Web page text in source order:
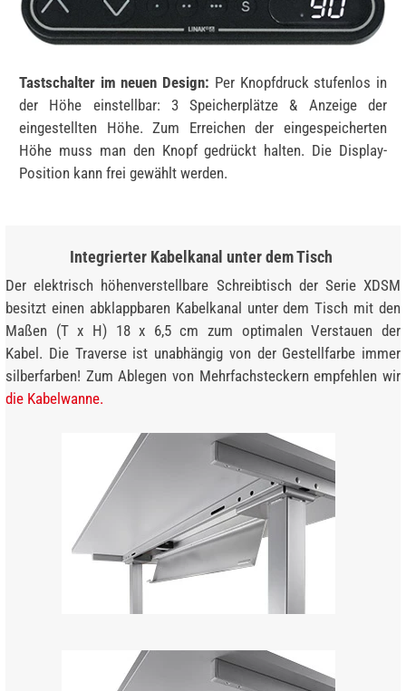
Tastschalter im neuen Design: Per Knopfdruck stufenlos in
der Höhe einstellbar: 3 Speicherplätze & Anzeige der
eingestellten Höhe. Zum Erreichen der eingespeicherten
Höhe muss man den Knopf gedrückt halten. Die Display-
Position kann frei gewählt werden.
Integrierter Kabelkanal unter dem Tisch
Der elektrisch höhenverstellbare Schreibtisch der Serie XDSM
besitzt einen abklappbaren Kabelkanal unter dem Tisch mit den
Maßen (T x H) 18 x 6,5 cm zum optimalen Verstauen der
Kabel. Die Traverse ist unabhängig von der Gestellfarbe immer
silberfarben! Zum Ablegen von Mehrfachsteckern empfehlen wir
die Kabelwanne.